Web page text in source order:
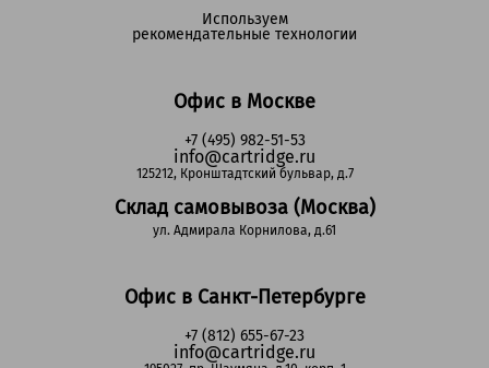
Офис в Москве
+7 (495) 982-51-53
info@cartridge.ru
125212, Кронштадтский бульвар, д.7
Склад самовывоза (Москва)
ул. Адмирала Корнилова, д.61
Офис в Санкт-Петербурге
+7 (812) 655-67-23
info@cartridge.ru
Используем
рекомендательные технологии